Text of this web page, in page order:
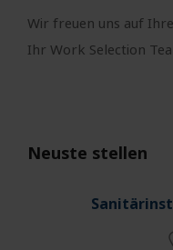
Wir freuen uns auf
Ihr Work Selection
Neuste stellen